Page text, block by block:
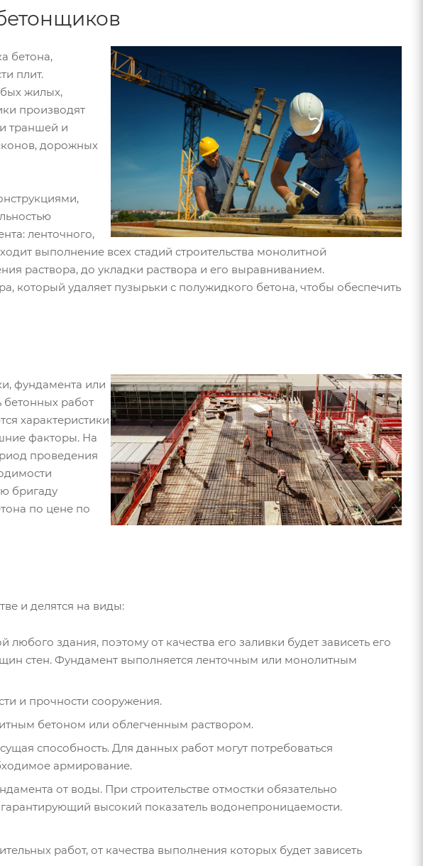
бетона,
плит.
жилых,
производят
траншей и
дорожных
ленточного,
выполнение всех стадий строительства монолитной
раствора, до укладки раствора и его выравниванием.
который удаляет пузырьки с полужидкого бетона, чтобы обеспечить
фундамента или
бетонных работ
характеристики
факторы. На
проведения
бригаду
по цене по
и делятся на виды:
здания, поэтому от качества его заливки будет зависеть его
стен. Фундамент выполняется ленточным или монолитным
и прочности сооружения.
бетоном или облегченным раствором.
способность. Для данных работ могут потребоваться
армирование.
от воды. При строительстве отмостки обязательно
высокий показатель водонепроницаемости.
работ, от качества выполнения которых будет зависеть